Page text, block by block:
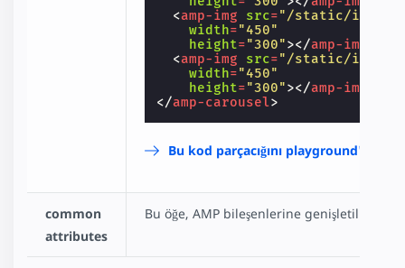
<amp-img src="/static/inline-
width="450"
height="300"></amp-img
<amp-img src="/static/inline-
width="450"
height="300"></amp-img
</amp-carousel>
Bu kod parçacığını playground'ta aç
common
attributes
Bu öğe, AMP bileşenlerine genişletilmiş